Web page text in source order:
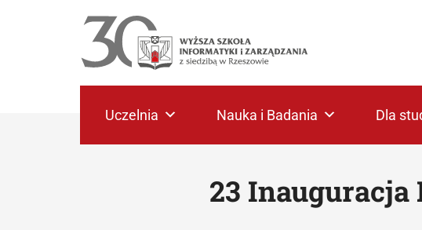
Uczelnia Nauka i Badania Dla
23 Inauguracja